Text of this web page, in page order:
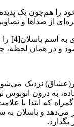
را هم‌چون یک
از صداها و
به
نزدیک
به درون اتوبوس
که ابتدا با
می‌دهد و